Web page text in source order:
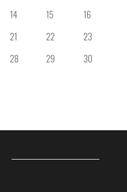
14 15
16
21 22
23
28 29
30